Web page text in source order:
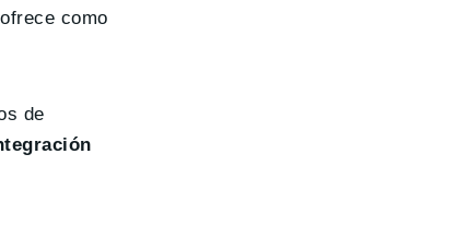
como
de